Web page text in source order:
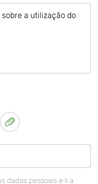
dados pessoais e li a